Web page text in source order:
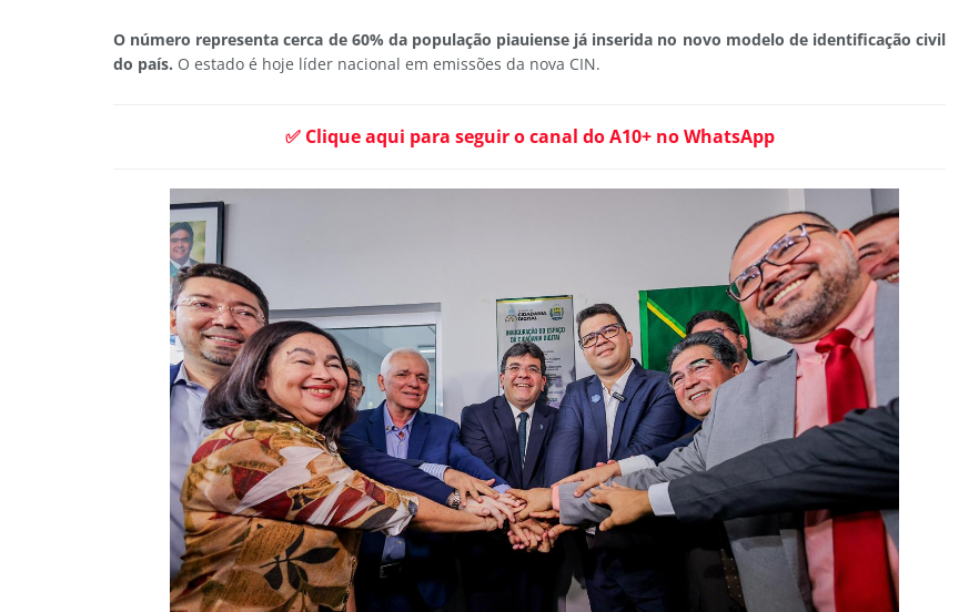
O número representa cerca de 60% da população piauiense já inserida no novo modelo de identificação civil
do país. O estado é hoje líder nacional em emissões da nova CIN.
✅ Clique aqui para seguir o canal do A10+ no WhatsApp